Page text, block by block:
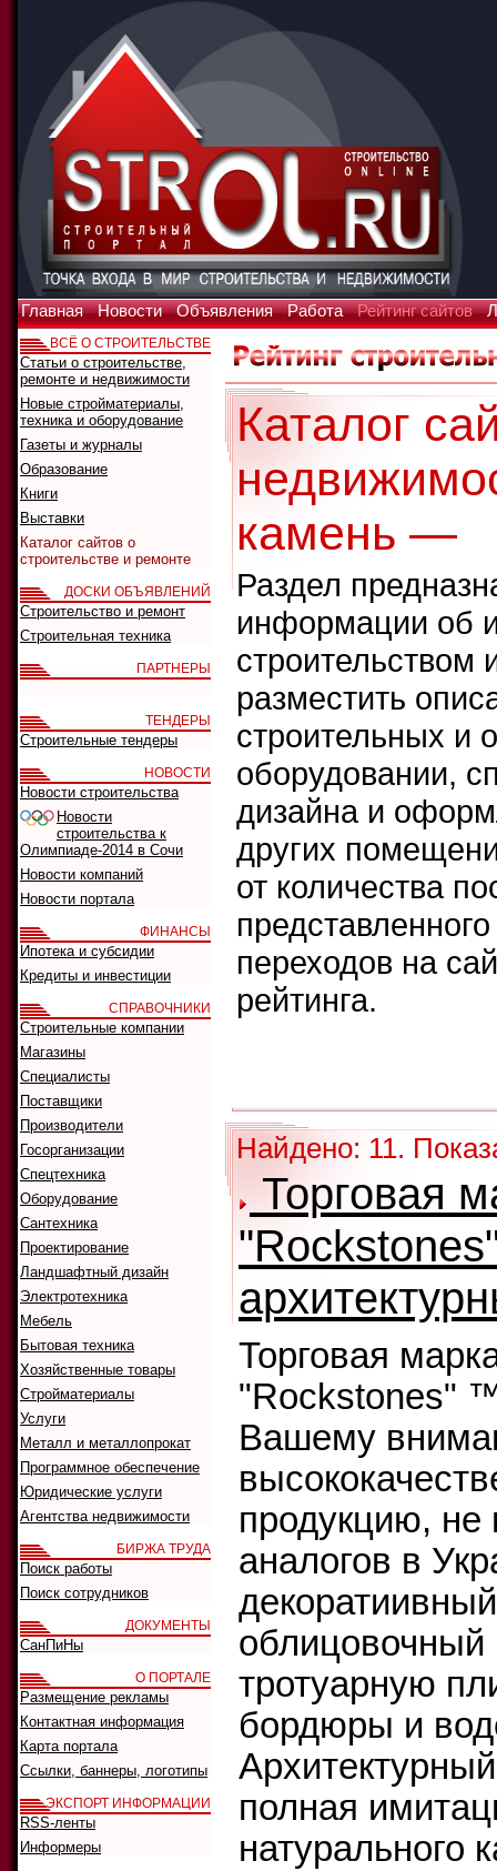
Главная Новости Объявления Работа Рейтинг сайтов
Каталог
камень —
Раздел
информации об
разместить
строительных и
оборудовании,
дизайна и
других
от количества
переходов на
рейтинга.
Найдено: 11.
Торговая
Торговая
"Rockstones"
Вашему
продукцию,
аналогов в
декоратиивный
облицовочный
тротуарную
бордюры и
полная
натурального
ВСЁ О СТРОИТЕЛЬСТВЕ
Статьи о строительстве,
ремонте и недвижимости
Новые стройматериалы,
техника и оборудование
Газеты и журналы
Образование
Книги
Выставки
Каталог сайтов о
строительстве и ремонте
ДОСКИ ОБЪЯВЛЕНИЙ
Строительство и ремонт
Строительная техника
ПАРТНЕРЫ
ТЕНДЕРЫ
Строительные тендеры
НОВОСТИ
Новости строительства
Новости
строительства к
Олимпиаде-2014 в Сочи
Новости компаний
Новости портала
ФИНАНСЫ
Ипотека и субсидии
Кредиты и инвестиции
СПРАВОЧНИКИ
Строительные компании
Магазины
Специалисты
Поставщики
Производители
Госорганизации
Спецтехника
Оборудование
Сантехника
Проектирование
Ландшафтный дизайн
Электротехника
Мебель
Бытовая техника
Хозяйственные товары
Стройматериалы
Услуги
Металл и металлопрокат
Программное обеспечение
Юридические услуги
Агентства недвижимости
БИРЖА ТРУДА
Поиск работы
Поиск сотрудников
ДОКУМЕНТЫ
СанПиНы
О ПОРТАЛЕ
Размещение рекламы
Контактная информация
Карта портала
Ссылки, баннеры, логотипы
ЭКСПОРТ ИНФОРМАЦИИ
RSS-ленты
Информеры